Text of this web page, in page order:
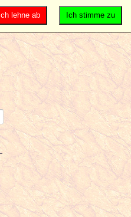
Ich stimme zu
Ich lehne ab